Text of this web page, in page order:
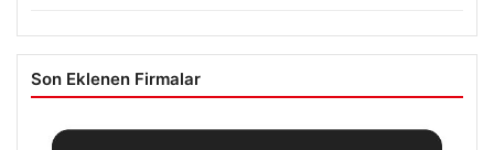
Son Eklenen Firmalar